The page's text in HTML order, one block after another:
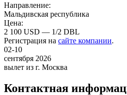
Направление:
Мальдивская республика
Цена:
2 100 USD — 1/2 DBL
Регистрация на сайте компании.
02-10
сентября 2026
вылет из г. Москва
Контактная